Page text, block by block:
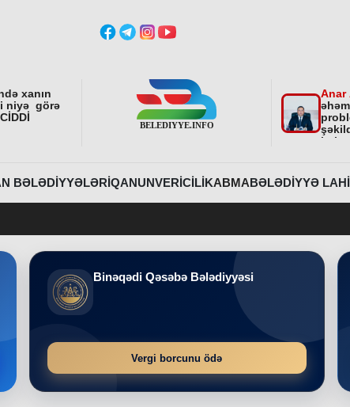
xanın
niyə görə
Anar
BƏLƏDIYYƏLƏRIQANUNVERICILIKABMABƏLƏDIYYƏ
Binəqədi Qəsəbə Bələdiyyəsi
Vergi borcunu ödə